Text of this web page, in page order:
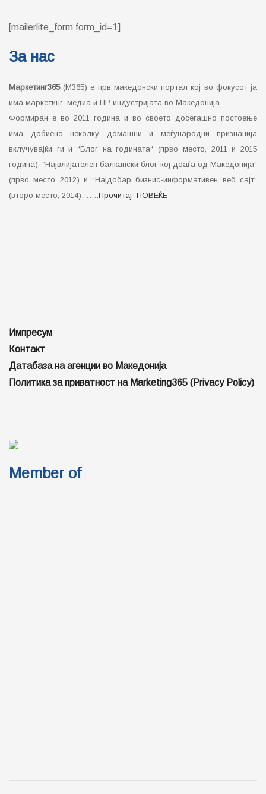
[mailerlite_form form_id=1]
За нас
Маркетинг365(М365) е прв македонски портал кој во фокусот ја
има маркетинг, медиа и ПР индустријата во Македонија.
Формиран е во 2011 година и во своето досегашно постоење
има добиено неколку домашни и меѓународни признанија
вклучувајќи ги и “Блог на годината“ (прво место, 2011 и 2015
година), “Највлијателен балкански блог кој доаѓа од Македонија“
(прво место 2012) и “Најдобар бизнис-информативен веб сајт“
(второ место, 2014)…….Прочитај ПОВЕЌЕ
Импресум
Контакт
Датабаза на агенции во Македонија
Политика за приватност на Marketing365 (Privacy Policy)
Member of